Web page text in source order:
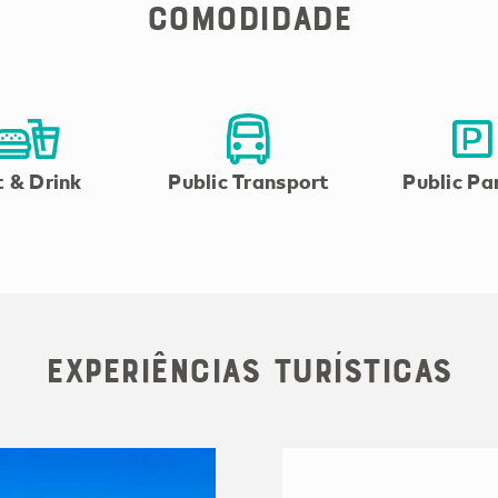
Comodidade
& Drink Public Transport Public
Experiências Turísticas